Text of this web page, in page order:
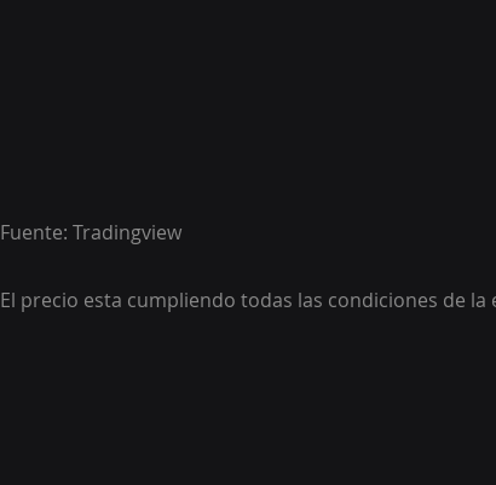
Fuente: Tradingview
El precio esta cumpliendo todas las condiciones de